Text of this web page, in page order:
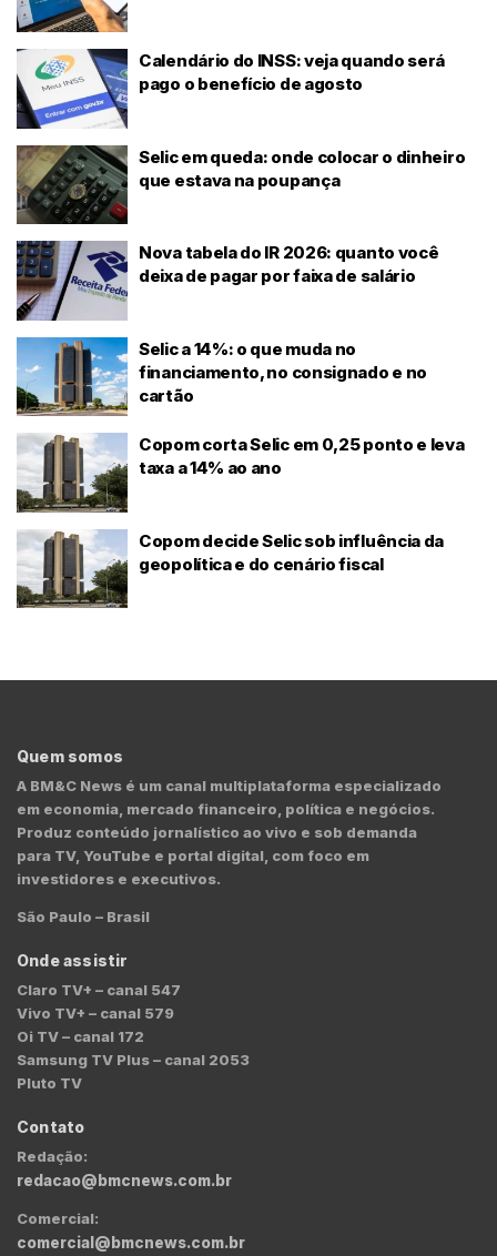
Calendário do INSS: veja quando será
pago o benefício de agosto
Selic em queda: onde colocar o dinheiro
que estava na poupança
Nova tabela do IR 2026: quanto você
deixa de pagar por faixa de salário
Selic a 14%: o que muda no
financiamento, no consignado e no
cartão
Copom corta Selic em 0,25 ponto e leva
taxa a 14% ao ano
Copom decide Selic sob influência da
geopolítica e do cenário fiscal
Quem somos
A BM&C News é um canal multiplataforma especializado
em economia, mercado financeiro, política e negócios.
Produz conteúdo jornalístico ao vivo e sob demanda
para TV, YouTube e portal digital, com foco em
investidores e executivos.
São Paulo – Brasil
Onde assistir
Claro TV+ – canal 547
Vivo TV+ – canal 579
Oi TV – canal 172
Samsung TV Plus – canal 2053
Pluto TV
Contato
Redação:
redacao@bmcnews.com.br
Comercial:
comercial@bmcnews.com.br